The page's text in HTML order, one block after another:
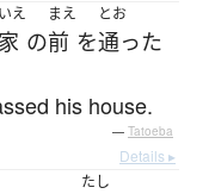
いえ
家 の
まえ
前 を
とお
通った
his house.
— Tatoeba
Details ▸
たし